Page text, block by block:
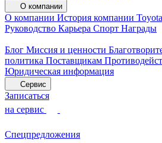
О компании
О компании История компании
Руководство Карьера Спорт Награды
Блог Миссия и ценности
политика Поставщикам
Юридическая информация
Сервис
Записаться
на сервис
Спецпредложения